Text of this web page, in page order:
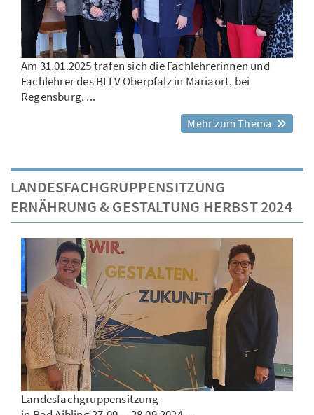
Am 31.01.2025 trafen sich die Fachlehrerinnen und
Fachlehrer des BLLV Oberpfalz in Mariaort, bei
Regensburg. ...
Mehr zum Thema
LANDESFACHGRUPPENSITZUNG
ERNÄHRUNG & GESTALTUNG HERBST 2024
Landesfachgruppensitzung